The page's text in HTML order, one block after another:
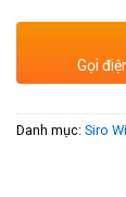
Gọi
Danh mục: Siro